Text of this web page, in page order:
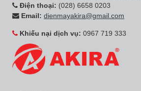
Điện thoại: (028) 6658 0203
Email: dienmayakira@gmail.com
Khiếu nại dịch vụ: 0967 719 333